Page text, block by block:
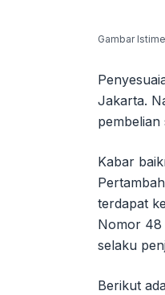
Gambar
Jakarta.
pembelian
Kabar
terdapat
Nomor 48
selaku
Berikut